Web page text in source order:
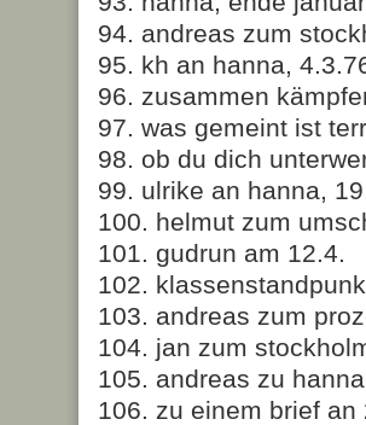
94. andreas zum
95. kh an hanna,
96. zusammen
97. was gemeint ist
98. ob du dich
99. ulrike an hanna,
100. helmut zum
101. gudrun am 12.4.
102.
103. andreas zum
104. jan zum
105. andreas zu
106. zu einem brief